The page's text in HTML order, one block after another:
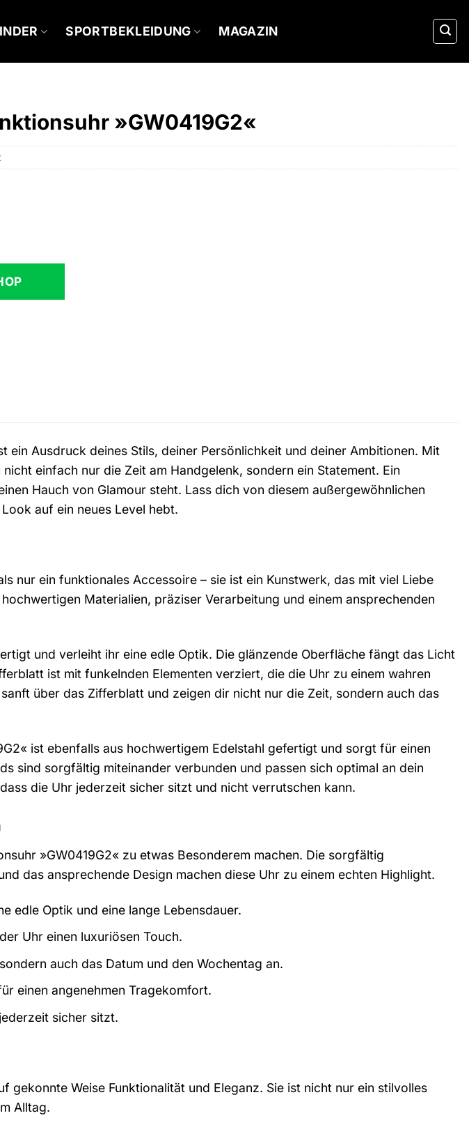
SPORTBEKLEIDUNG MAGAZIN
»GW0419G2«
ein Ausdruck deines Stils, deiner Persönlichkeit und deiner Ambitionen. Mit
einfach nur die Zeit am Handgelenk, sondern ein Statement. Ein
Hauch von Glamour steht. Lass dich von diesem außergewöhnlichen
auf ein neues Level hebt.
nur ein funktionales Accessoire – sie ist ein Kunstwerk, das mit viel Liebe
Materialien, präziser Verarbeitung und einem ansprechenden
und verleiht ihr eine edle Optik. Die glänzende Oberfläche fängt das Licht
ist mit funkelnden Elementen verziert, die die Uhr zu einem wahren
über das Zifferblatt und zeigen dir nicht nur die Zeit, sondern auch das
ist ebenfalls aus hochwertigem Edelstahl gefertigt und sorgt für einen
sind sorgfältig miteinander verbunden und passen sich optimal an dein
die Uhr jederzeit sicher sitzt und nicht verrutschen kann.
»GW0419G2« zu etwas Besonderem machen. Die sorgfältig
das ansprechende Design machen diese Uhr zu einem echten Highlight.
edle Optik und eine lange Lebensdauer.
Uhr einen luxuriösen Touch.
auch das Datum und den Wochentag an.
einen angenehmen Tragekomfort.
sicher sitzt.
gekonnte Weise Funktionalität und Eleganz. Sie ist nicht nur ein stilvolles
Alltag.